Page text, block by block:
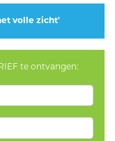
volle zicht'
te ontvangen: